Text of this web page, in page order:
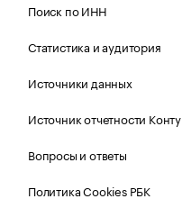
Поиск по ИНН
Статистика и аудитория
Источники данных
Источник отчетности
Вопросы и ответы
Политика Cookies РБК